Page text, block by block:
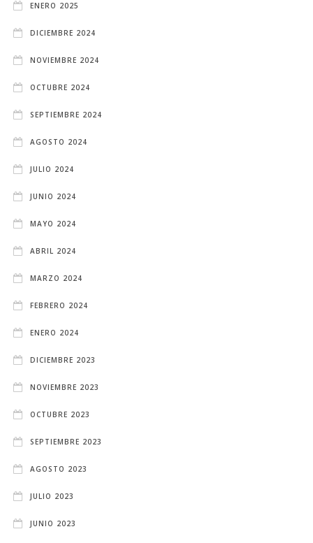
ENERO 2025
DICIEMBRE 2024
NOVIEMBRE 2024
OCTUBRE 2024
SEPTIEMBRE 2024
AGOSTO 2024
JULIO 2024
JUNIO 2024
MAYO 2024
ABRIL 2024
MARZO 2024
FEBRERO 2024
ENERO 2024
DICIEMBRE 2023
NOVIEMBRE 2023
OCTUBRE 2023
SEPTIEMBRE 2023
AGOSTO 2023
JULIO 2023
JUNIO 2023